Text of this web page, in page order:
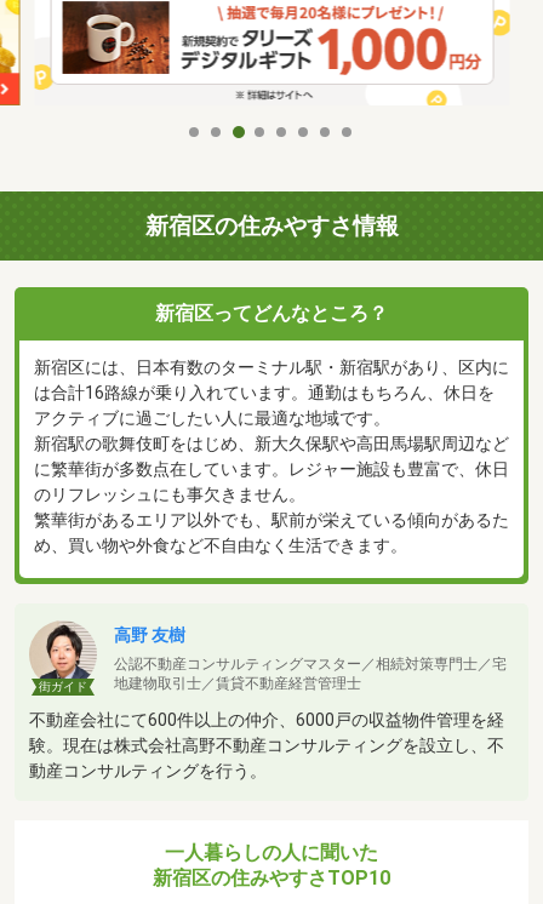
新宿区の住みやすさ情報
新宿区ってどんなところ？
新宿区には、日本有数のターミナル駅・新宿駅があり、区内に
は合計16路線が乗り入れています。通勤はもちろん、休日を
アクティブに過ごしたい人に最適な地域です。
新宿駅の歌舞伎町をはじめ、新大久保駅や高田馬場駅周辺など
に繁華街が多数点在しています。レジャー施設も豊富で、休日
のリフレッシュにも事欠きません。
繁華街があるエリア以外でも、駅前が栄えている傾向があるた
め、買い物や外食など不自由なく生活できます。
街ガイド
高野 友樹
公認不動産コンサルティングマスター／相続対策専門士／宅
地建物取引士／賃貸不動産経営管理士
不動産会社にて600件以上の仲介、6000戸の収益物件管理を経
験。現在は株式会社高野不動産コンサルティングを設立し、不
動産コンサルティングを行う。
一人暮らしの人に聞いた
新宿区の住みやすさTOP10